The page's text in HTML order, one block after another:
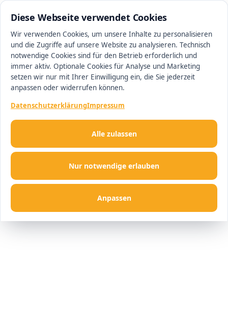
Diese Webseite verwendet Cookies
Wir verwenden Cookies, um unsere Inhalte zu personalisieren
und die Zugriffe auf unsere Website zu analysieren. Technisch
notwendige Cookies sind für den Betrieb erforderlich und
immer aktiv. Optionale Cookies für Analyse und Marketing
setzen wir nur mit Ihrer Einwilligung ein, die Sie jederzeit
anpassen oder widerrufen können.
DatenschutzerklärungImpressum
Nur notwendige erlauben
Anpassen
Alle zulassen